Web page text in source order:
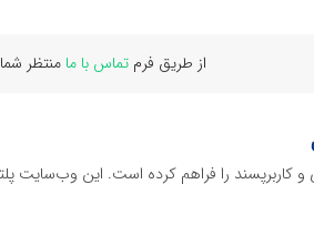
از طریق فرمتماس با ما منتظر
کاربرپسند را فراهم کرده است. این وب‌سایت‌